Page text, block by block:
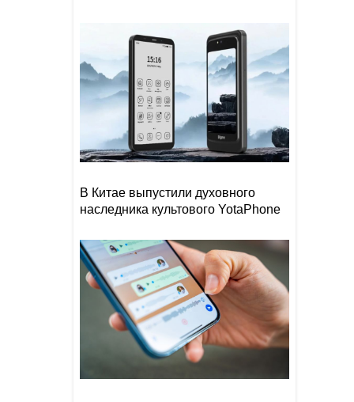
В Китае выпустили духовного
наследника культового YotaPhone